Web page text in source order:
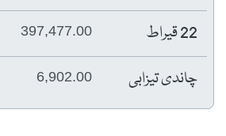
22 قیراط 397,477.00
چاندی تیزابی 6,902.00